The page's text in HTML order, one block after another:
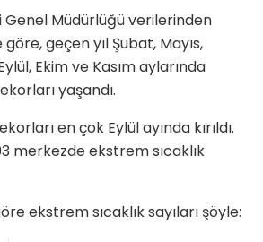
Genel Müdürlüğü verilerinden
geçen yıl Şubat, Mayıs,
Ekim ve Kasım aylarında
yaşandı.
en çok Eylül ayında kırıldı.
merkezde ekstrem sıcaklık
ekstrem sıcaklık sayıları şöyle: